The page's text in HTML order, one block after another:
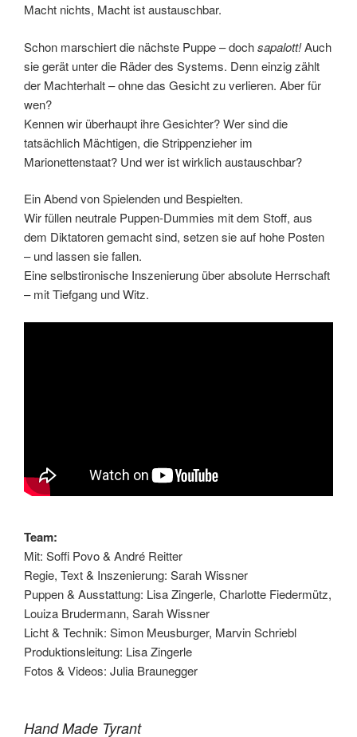
Macht nichts, Macht ist austauschbar.
Schon marschiert die nächste Puppe – dochsapalott!Auch
sie gerät unter die Räder des Systems. Denn einzig zählt
der Machterhalt – ohne das Gesicht zu verlieren. Aber für
wen?
Kennen wir überhaupt ihre Gesichter? Wer sind die
tatsächlich Mächtigen, die Strippenzieher im
Marionettenstaat? Und wer ist wirklich austauschbar?
Ein Abend von Spielenden und Bespielten.
Wir füllen neutrale Puppen-Dummies mit dem Stoff, aus
dem Diktatoren gemacht sind, setzen sie auf hohe Posten
– und lassen sie fallen.
Eine selbstironische Inszenierung über absolute Herrschaft
– mit Tiefgang und Witz.
Team:
Mit: Soffi Povo & André Reitter
Regie, Text & Inszenierung: Sarah Wissner
Puppen & Ausstattung: Lisa Zingerle, Charlotte Fiedermütz,
Louiza Brudermann, Sarah Wissner
Licht & Technik: Simon Meusburger, Marvin Schriebl
Produktionsleitung: Lisa Zingerle
Fotos & Videos: Julia Braunegger
Hand Made Tyrant